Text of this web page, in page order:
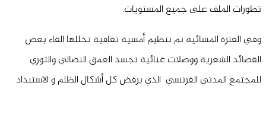
تطورات الملف على جميع المستويات.
وفي الفترة المسائية تم تنظيم أمسية ثقافية تخللها القاء بعض
القصائد الشعرية ووصلات غنائية تجسد العمق النضالي والثوري
للمجتمع المدني الفرنسي الذي يرفض كل أشكال الظلم و الاستبداد